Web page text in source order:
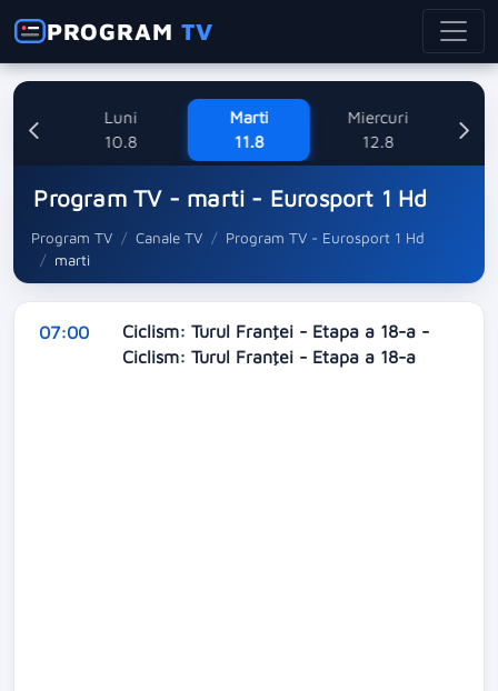
PROGRAMTV
Luni
10.8
Marti
11.8
Miercuri
12.8
Program TV - marti - Eurosport 1 Hd
Program TV Canale TV
Program TV - Eurosport 1 Hd
marti
07:00
Ciclism: Turul Franţei - Etapa a 18-a -
Ciclism: Turul Franţei - Etapa a 18-a